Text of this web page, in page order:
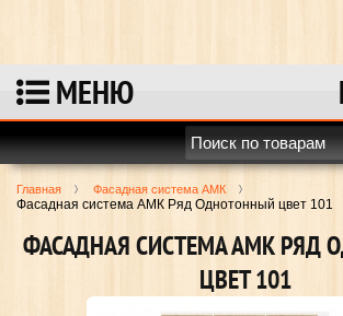
МЕНЮ
Главная Фасадная система АМК
Фасадная система АМК Ряд Однотонный цвет 101
ФАСАДНАЯ СИСТЕМА АМК РЯД
ЦВЕТ 101